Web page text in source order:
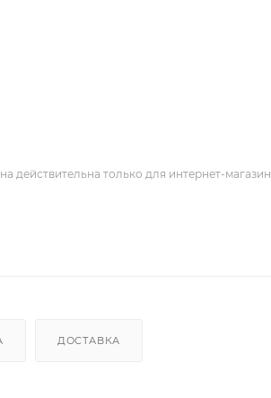
действительна только для интернет-
ДОСТАВКА